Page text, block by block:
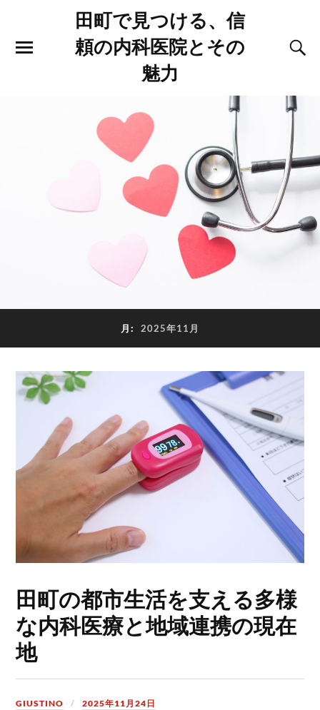
田町で見つける、信
頼の内科医院とその
魅力
月: 2025年11月
田町の都市生活を支える多様
な内科医療と地域連携の現在
地
GIUSTINO 2025年11月24日